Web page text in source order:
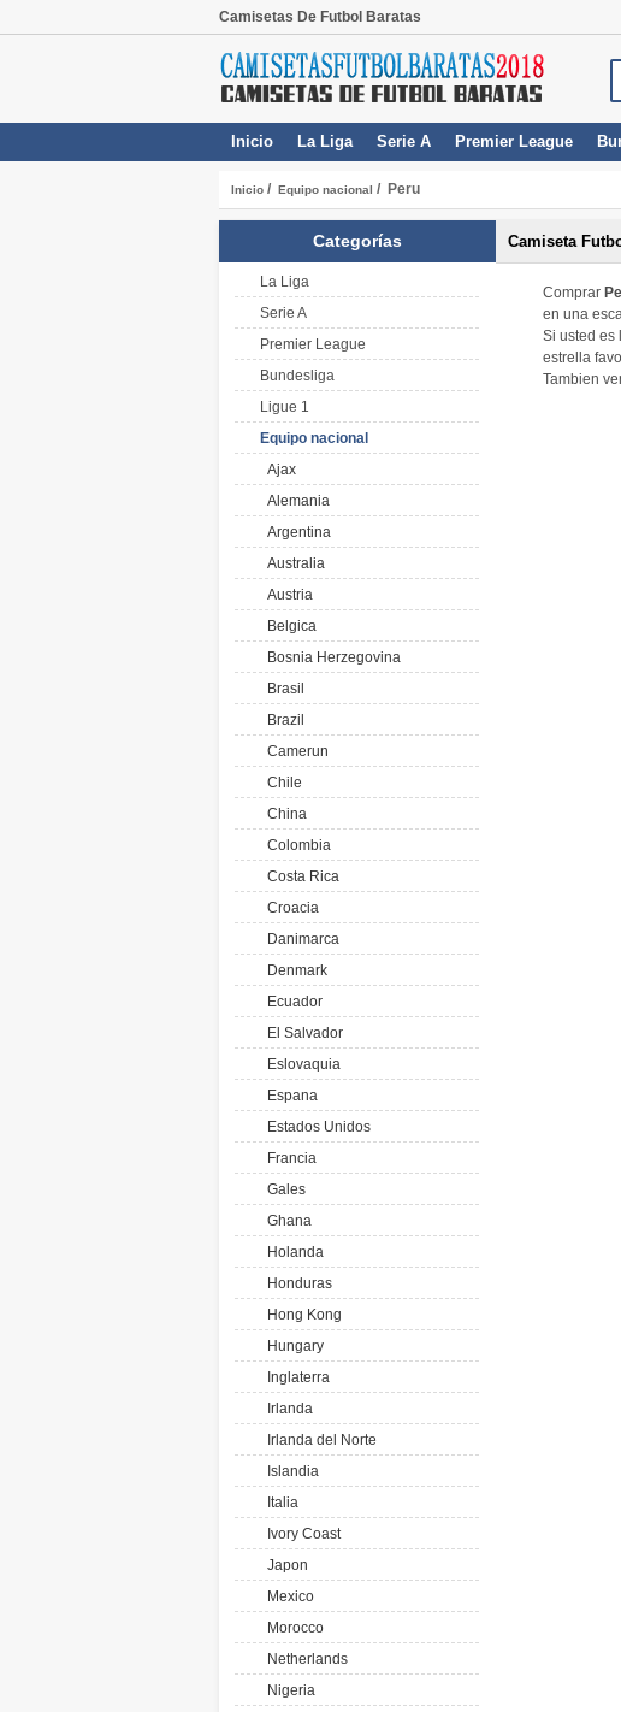
Camisetas De Futbol Baratas
Inicio La Liga Serie A Premier League
Inicio / Equipo nacional / Peru
Categorías
La Liga
Serie A
Premier League
Bundesliga
Ligue 1
Equipo nacional
Ajax
Alemania
Argentina
Australia
Austria
Belgica
Bosnia Herzegovina
Brasil
Brazil
Camerun
Chile
China
Colombia
Costa Rica
Croacia
Danimarca
Denmark
Ecuador
El Salvador
Eslovaquia
Espana
Estados Unidos
Francia
Gales
Ghana
Holanda
Honduras
Hong Kong
Hungary
Inglaterra
Irlanda
Irlanda del Norte
Islandia
Italia
Ivory Coast
Japon
Mexico
Morocco
Netherlands
Nigeria
Camiseta
Comprar
en una
Si usted es
estrella
Tambien